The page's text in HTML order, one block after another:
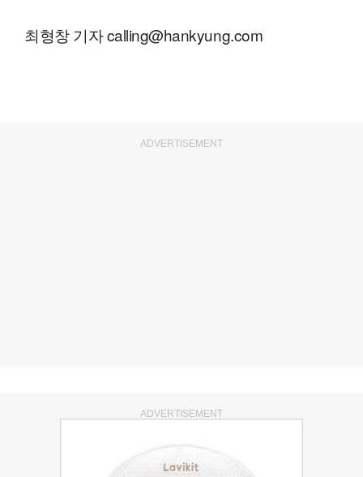
최형창 기자 calling@hankyung.com
ADVERTISEMENT
ADVERTISEMENT